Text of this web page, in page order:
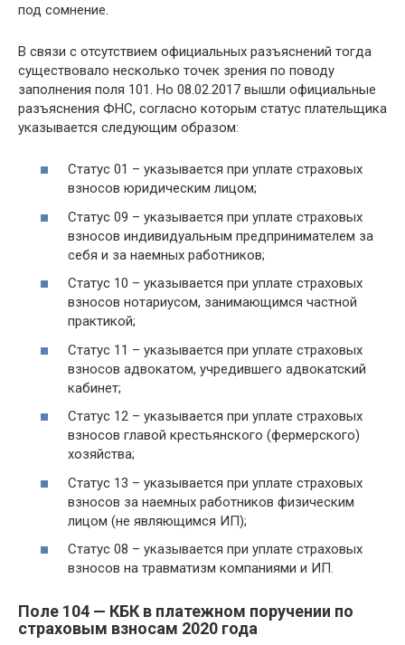
под сомнение.
В связи с отсутствием официальных разъяснений тогда
существовало несколько точек зрения по поводу
заполнения поля 101. Но 08.02.2017 вышли официальные
разъяснения ФНС, согласно которым статус плательщика
указывается следующим образом:
Статус 01 – указывается при уплате страховых
взносов юридическим лицом;
Статус 09 – указывается при уплате страховых
взносов индивидуальным предпринимателем за
себя и за наемных работников;
Статус 10 – указывается при уплате страховых
взносов нотариусом, занимающимся частной
практикой;
Статус 11 – указывается при уплате страховых
взносов адвокатом, учредившего адвокатский
кабинет;
Статус 12 – указывается при уплате страховых
взносов главой крестьянского (фермерского)
хозяйства;
Статус 13 – указывается при уплате страховых
взносов за наемных работников физическим
лицом (не являющимся ИП);
Статус 08 – указывается при уплате страховых
взносов на травматизм компаниями и ИП.
Поле 104 — КБК в платежном поручении по
страховым взносам 2020 года